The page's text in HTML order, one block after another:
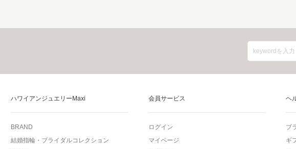
ハワイアンジュエリーMaxi
BRAND
結婚指輪・ブライダルコレクション
会員サービス
ログイン
マイページ
ヘ
ブ
ギ